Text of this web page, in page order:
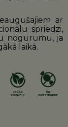
ar
spriedzi,
nogurumu, ja
laikā.